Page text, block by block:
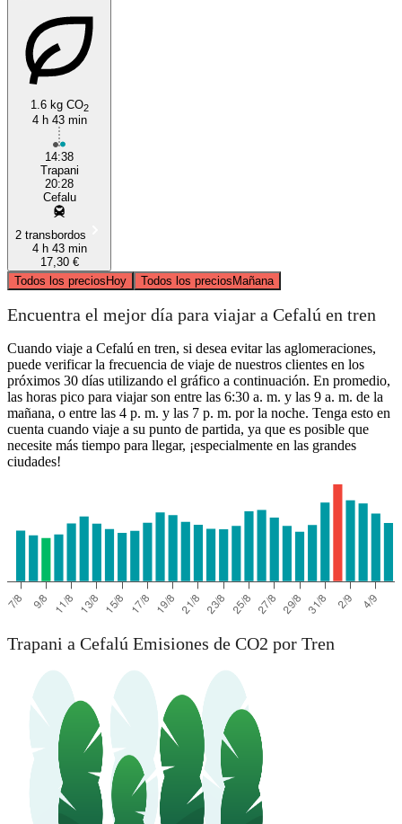
Trapani
1.6 kg CO2
4 h 43 min
14:38
Trapani
20:28
Cefalu
2 transbordos
4 h 43 min
17,30 €
Todos los preciosHoy Todos los preciosMañana
Encuentra el mejor día para viajar a Cefalú en tren
Cuando viaje a Cefalú en tren, si desea evitar las aglomeraciones,
puede verificar la frecuencia de viaje de nuestros clientes en los
próximos 30 días utilizando el gráfico a continuación. En promedio,
las horas pico para viajar son entre las 6:30 a. m. y las 9 a. m. de la
mañana, o entre las 4 p. m. y las 7 p. m. por la noche. Tenga esto en
cuenta cuando viaje a su punto de partida, ya que es posible que
necesite más tiempo para llegar, ¡especialmente en las grandes
ciudades!
Trapani a Cefalú Emisiones de CO2 por Tren